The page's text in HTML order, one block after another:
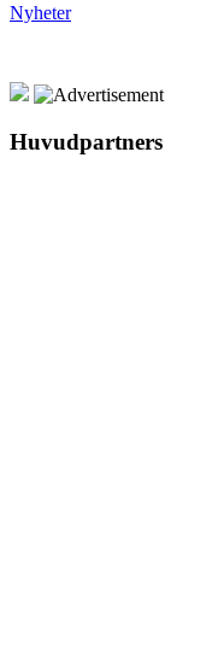
Nyheter
Huvudpartners